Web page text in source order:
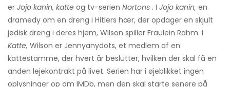
er Jojo kanin, katte og tv-serien Nortons . I Jojo kanin, en
dramedy om en dreng i Hitlers hær, der opdager en skjult
jødisk dreng i deres hjem, Wilson spiller Fraulein Rahm. I
Katte, Wilson er Jennyanydots, et medlem af en
kattestamme, der hvert år beslutter, hvilken der skal få en
anden lejekontrakt på livet. Serien har i øjeblikket ingen
oplysninger op om IMDb, men den skal starte senere på